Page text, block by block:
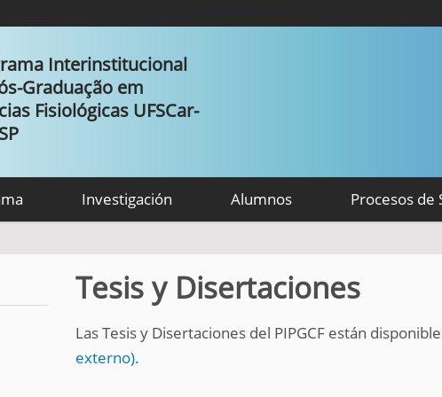
Interinstitucional
Graduação em
Fisiológicas UFSCar-
Investigación Alumnos Procesos de
Tesis y Disertaciones
Las Tesis y Disertaciones del PIPGCF están
externo).